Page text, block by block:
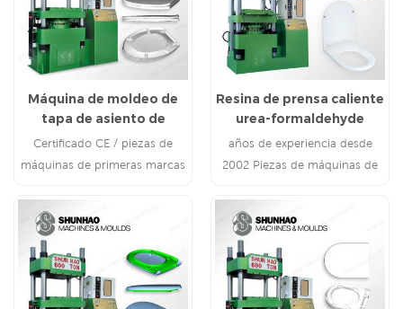
Máquina de moldeo de
tapa de asiento de
inodoro de urea
Certificado CE / piezas de
máquinas de primeras marcas
Resina de prensa caliente
urea-formaldehyde
Máquina de asiento de
inodoro
años de experiencia desde
2002 Piezas de máquinas de